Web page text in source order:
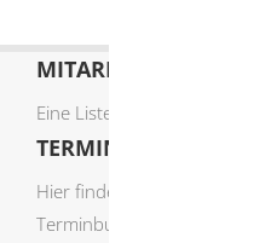
MITARBEITERLISTE
Eine Liste der Mitarbeiter
TERMIN ONLINE
Hier finden Sie die
Terminbuchung: